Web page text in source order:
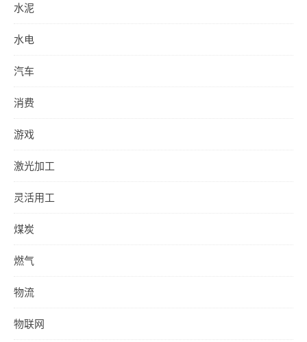
水泥
水电
汽车
消费
游戏
激光加工
灵活用工
煤炭
燃气
物流
物联网